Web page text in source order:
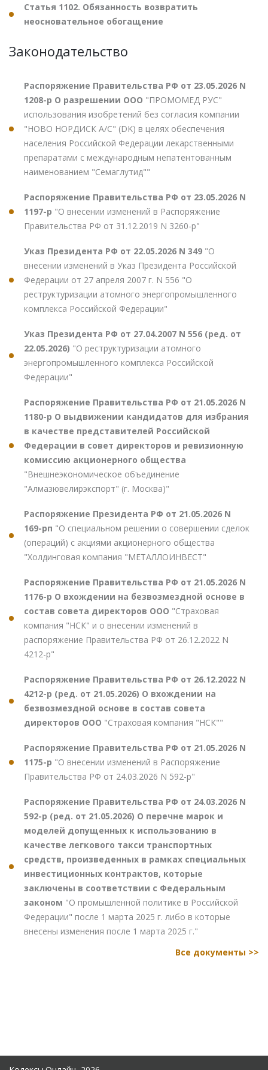
Статья 1102. Обязанность возвратить
неосновательное обогащение
Законодательство
Распоряжение Правительства РФ от 23.05.2026 N
1208-р О разрешении ООО "ПРОМОМЕД РУС"
использования изобретений без согласия компании
"НОВО НОРДИСК А/С" (DK) в целях обеспечения
населения Российской Федерации лекарственными
препаратами с международным непатентованным
наименованием "Семаглутид""
Распоряжение Правительства РФ от 23.05.2026 N
1197-р "О внесении изменений в Распоряжение
Правительства РФ от 31.12.2019 N 3260-р"
Указ Президента РФ от 22.05.2026 N 349 "О
внесении изменений в Указ Президента Российской
Федерации от 27 апреля 2007 г. N 556 "О
реструктуризации атомного энергопромышленного
комплекса Российской Федерации"
Указ Президента РФ от 27.04.2007 N 556 (ред. от
22.05.2026) "О реструктуризации атомного
энергопромышленного комплекса Российской
Федерации"
Распоряжение Правительства РФ от 21.05.2026 N
1180-р О выдвижении кандидатов для избрания
в качестве представителей Российской
Федерации в совет директоров и ревизионную
комиссию акционерного общества
"Внешнеэкономическое объединение
"Алмазювелирэкспорт" (г. Москва)"
Распоряжение Президента РФ от 21.05.2026 N
169-рп "О специальном решении о совершении сделок
(операций) с акциями акционерного общества
"Холдинговая компания "МЕТАЛЛОИНВЕСТ"
Распоряжение Правительства РФ от 21.05.2026 N
1176-р О вхождении на безвозмездной основе в
состав совета директоров ООО "Страховая
компания "НСК" и о внесении изменений в
распоряжение Правительства РФ от 26.12.2022 N
4212-р"
Распоряжение Правительства РФ от 26.12.2022 N
4212-р (ред. от 21.05.2026) О вхождении на
безвозмездной основе в состав совета
директоров ООО "Страховая компания "НСК""
Распоряжение Правительства РФ от 21.05.2026 N
1175-р "О внесении изменений в Распоряжение
Правительства РФ от 24.03.2026 N 592-р"
Распоряжение Правительства РФ от 24.03.2026 N
592-р (ред. от 21.05.2026) О перечне марок и
моделей допущенных к использованию в
качестве легкового такси транспортных
средств, произведенных в рамках специальных
инвестиционных контрактов, которые
заключены в соответствии с Федеральным
законом "О промышленной политике в Российской
Федерации" после 1 марта 2025 г. либо в которые
внесены изменения после 1 марта 2025 г."
Все документы >>